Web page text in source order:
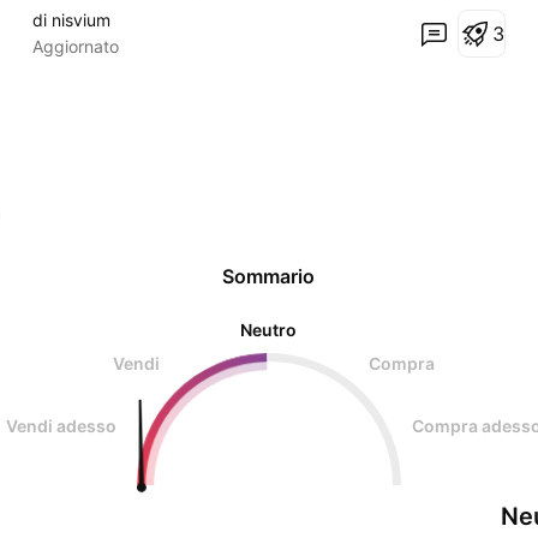
oltre l'analisi sopravvalutografica!
di nisvium
Aggiornato
3
Sommario
Neutro
Vendi
Compra
Vendi adesso Compra